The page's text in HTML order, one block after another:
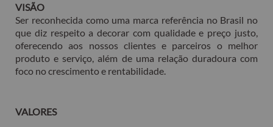
VISÃO
Ser reconhecida como uma marca referência no Brasil no
que diz respeito a decorar com qualidade e preço justo,
oferecendo aos nossos clientes e parceiros o melhor
produto e serviço, além de uma relação duradoura com
foco no crescimento e rentabilidade.
VALORES